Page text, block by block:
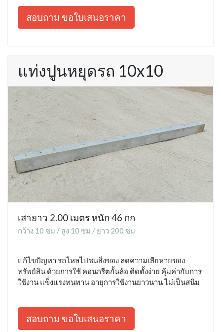
สอบถาม ขอใบเสนอราคา
แท่งปูนหยุดรถ 10x10
เสายาว 2.00 เมตร หนัก 46 กก
กว้าง 10 ซม / สูง 10 ซม / ยาว 200 ซม
แก้ไขปัญหา รถไหลไปชนสิ่งของ ลดความเสียหายของ
ทรัพย์สิน ด้วยการใช้ คอนกรีตกั้นล้อ ติดตั้งง่าย คุ้มค่ากับการ
ใช้งาน แข็งแรงทนทาน อายุการใช้งานยาวนาน ไม่เป็นสนิม
สอบถาม ขอใบเสนอราคา